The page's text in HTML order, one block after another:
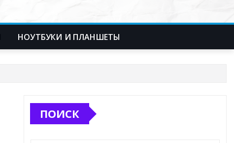
НОУТБУКИ И ПЛАНШЕТЫ
ПОИСК